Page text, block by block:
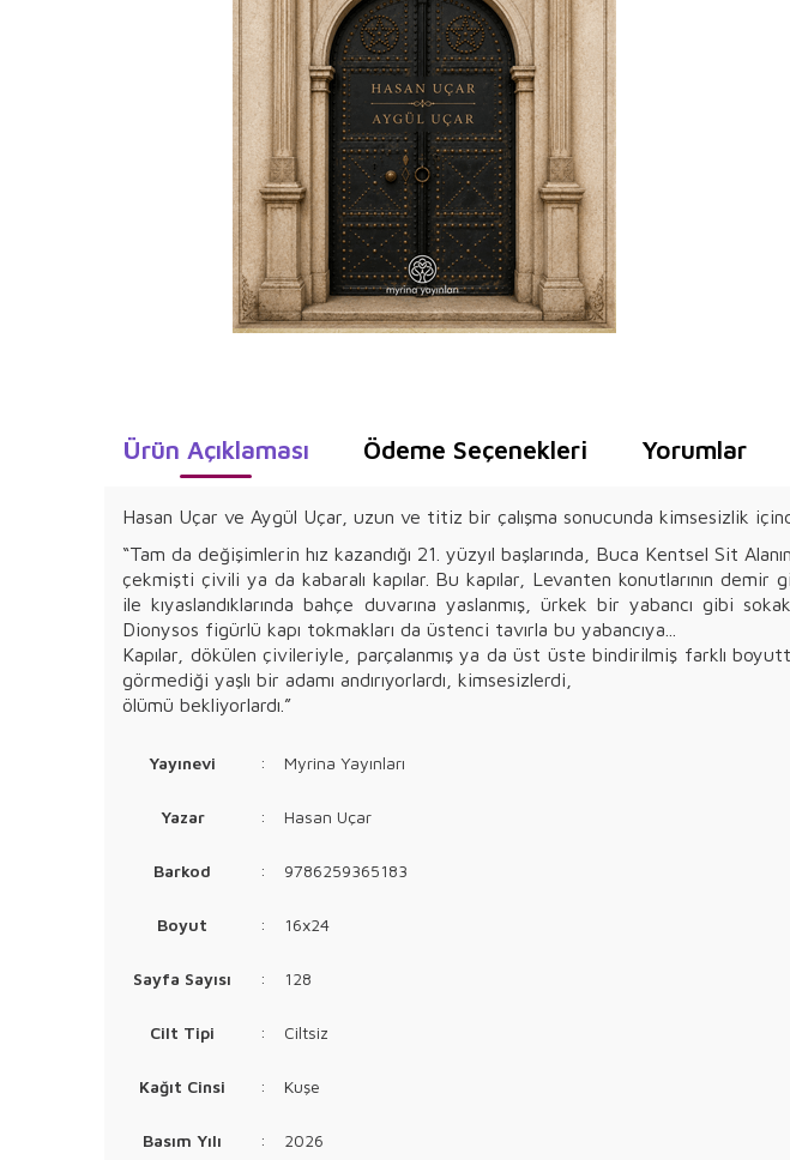
Ürün Açıklaması Ödeme Seçenekleri Yorumlar
Hasan Uçar ve Aygül Uçar, uzun ve titiz bir çalışma sonucunda kimsesizlik
“Tam da değişimlerin hız kazandığı 21. yüzyıl başlarında, Buca Kentsel Sit
çekmişti çivili ya da kabaralı kapılar. Bu kapılar, Levanten konutlarının demir
ile kıyaslandıklarında bahçe duvarına yaslanmış, ürkek bir yabancı gibi
Dionysos figürlü kapı tokmakları da üstenci tavırla bu yabancıya...
Kapılar, dökülen çivileriyle, parçalanmış ya da üst üste bindirilmiş farklı
görmediği yaşlı bir adamı andırıyorlardı, kimsesizlerdi,
ölümü bekliyorlardı.”
Yayınevi : Myrina Yayınları
Yazar : Hasan Uçar
Barkod : 9786259365183
Boyut : 16x24
Sayfa Sayısı : 128
Cilt Tipi : Ciltsiz
Kağıt Cinsi : Kuşe
Basım Yılı : 2026